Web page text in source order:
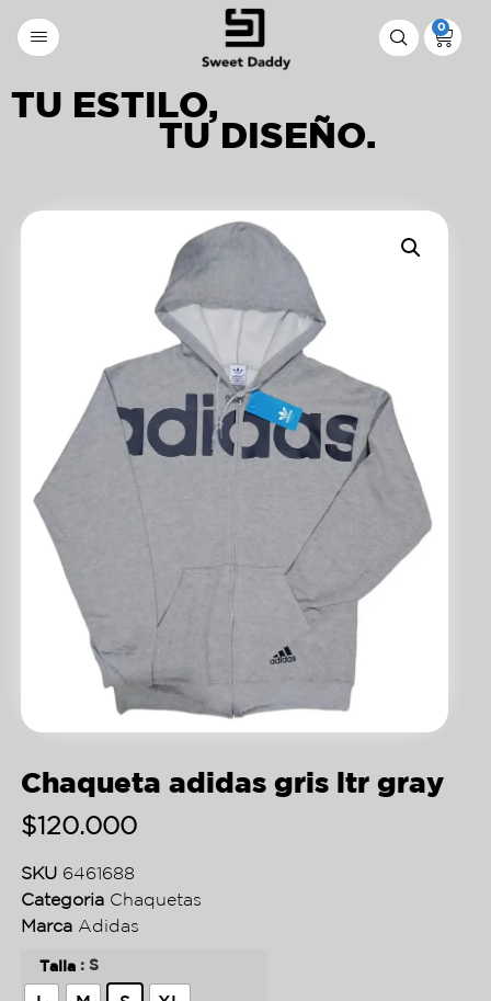
0
TU ESTILO,
TU DISEÑO.
Chaqueta adidas gris ltr gray
$120.000
SKU 6461688
Categoria Chaquetas
Marca Adidas
Talla : S